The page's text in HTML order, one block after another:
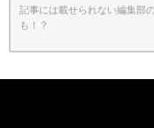
記事には載せられない編集部
も！？